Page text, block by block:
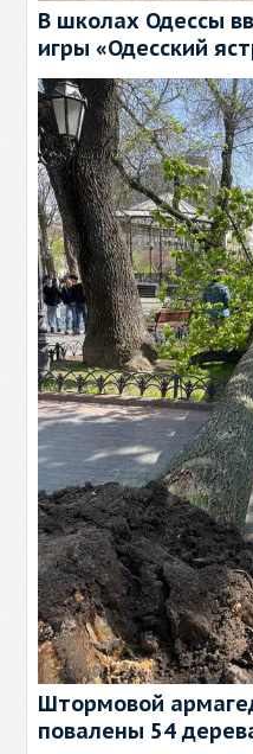
В школах Одессы
игры «Одесский
Штормовой
повалены 54